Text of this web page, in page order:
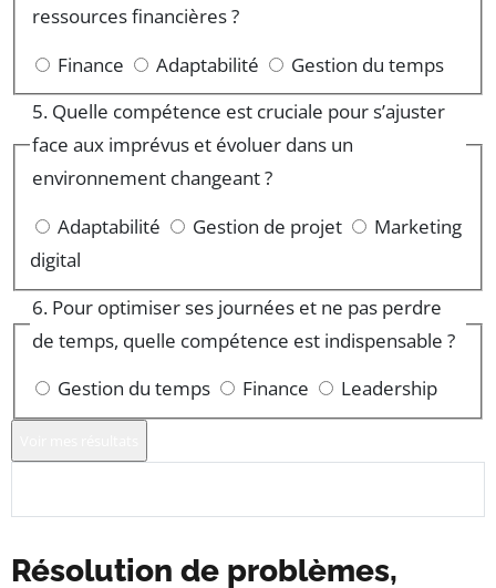
ressources financières ?
Finance
Adaptabilité
Gestion du temps
5. Quelle compétence est cruciale pour s’ajuster
face aux imprévus et évoluer dans un
environnement changeant ?
Adaptabilité
Gestion de projet
Marketing
digital
6. Pour optimiser ses journées et ne pas perdre
de temps, quelle compétence est indispensable ?
Gestion du temps
Finance Leadership
Résolution de problèmes,